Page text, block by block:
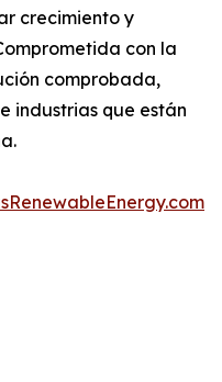
crecimiento y
con la
comprobada,
industrias que están